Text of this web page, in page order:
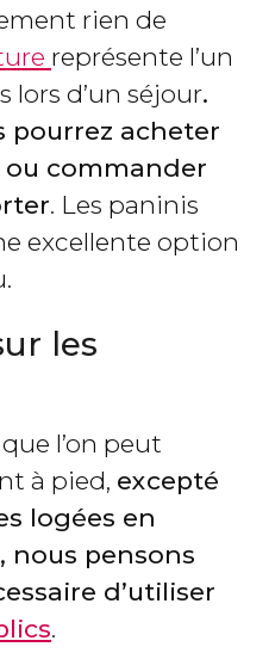
rien de
représente l’un
lors d’un séjour.
pourrez acheter
ou commander
. Les paninis
excellente option
les
l’on peut
à pied, excepté
logées en
nous pensons
d’utiliser
.